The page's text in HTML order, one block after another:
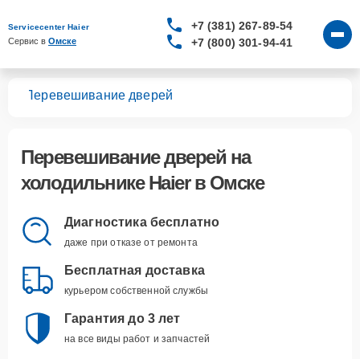
Servicecenter Haier
Сервис в Омске
+7 (381) 267-89-54
+7 (800) 301-94-41
Перевешивание дверей
Перевешивание дверей на
холодильнике Haier в Омске
Диагностика бесплатно
даже при отказе от ремонта
Бесплатная доставка
курьером собственной службы
Гарантия до 3 лет
на все виды работ и запчастей